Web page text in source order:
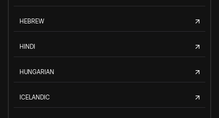
HEBREW
HINDI
HUNGARIAN
ICELANDIC